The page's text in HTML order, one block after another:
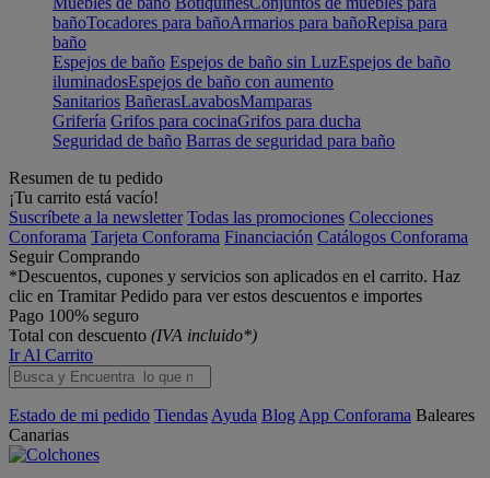
bañoTocadores para bañoArmarios para bañoRepisa para
baño
Espejos de baño Espejos de baño sin LuzEspejos de baño
iluminadosEspejos de baño con aumento
Sanitarios BañerasLavabosMamparas
Grifería Grifos para cocinaGrifos para ducha
Seguridad de baño Barras de seguridad para baño
Resumen de tu pedido
¡Tu carrito está vacío!
Suscríbete a la newsletter Todas las promociones Colecciones
Conforama Tarjeta Conforama Financiación Catálogos Conforama
Seguir Comprando
*Descuentos, cupones y servicios son aplicados en el carrito. Haz
clic en Tramitar Pedido para ver estos descuentos e importes
Pago 100% seguro
Total con descuento (IVA incluido*)
Ir Al Carrito
Estado de mi pedido Tiendas Ayuda Blog App Conforama Baleares
Canarias